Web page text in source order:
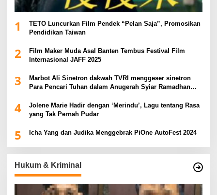
1
TETO Luncurkan Film Pendek “Pelan Saja”, Promosikan
Pendidikan Taiwan
2
Film Maker Muda Asal Banten Tembus Festival Film
Internasional JAFF 2025
3
Marbot Ali Sinetron dakwah TVRI menggeser sinetron
Para Pencari Tuhan dalam Anugerah Syiar Ramadhan
4
Jolene Marie Hadir dengan ‘Merindu’, Lagu tentang Rasa
yang Tak Pernah Pudar
5 Icha Yang dan Judika Menggebrak PiOne AutoFest 2024
Hukum & Kriminal